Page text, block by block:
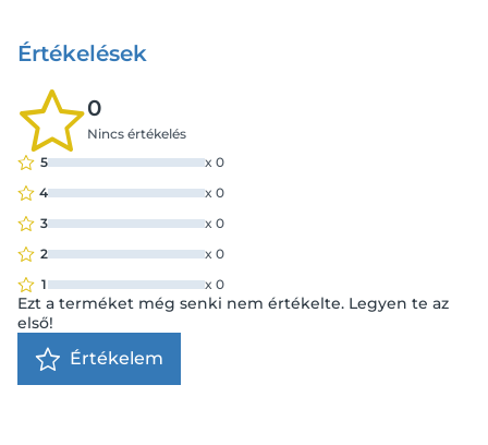
Értékelések
0
Nincs értékelés
5
x 0
4
x 0
3
x 0
2
x 0
1
x 0
Ezt a terméket még senki nem értékelte. Legyen te az
első!
Értékelem